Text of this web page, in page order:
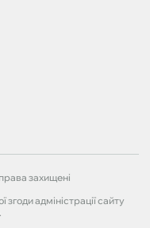
захищені
адміністрації сайту